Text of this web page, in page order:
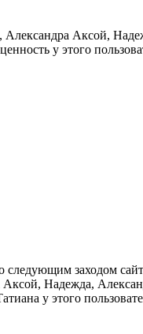
, Александра Аксой,
у этого
заходом сайт
Аксой, Надежда,
у этого